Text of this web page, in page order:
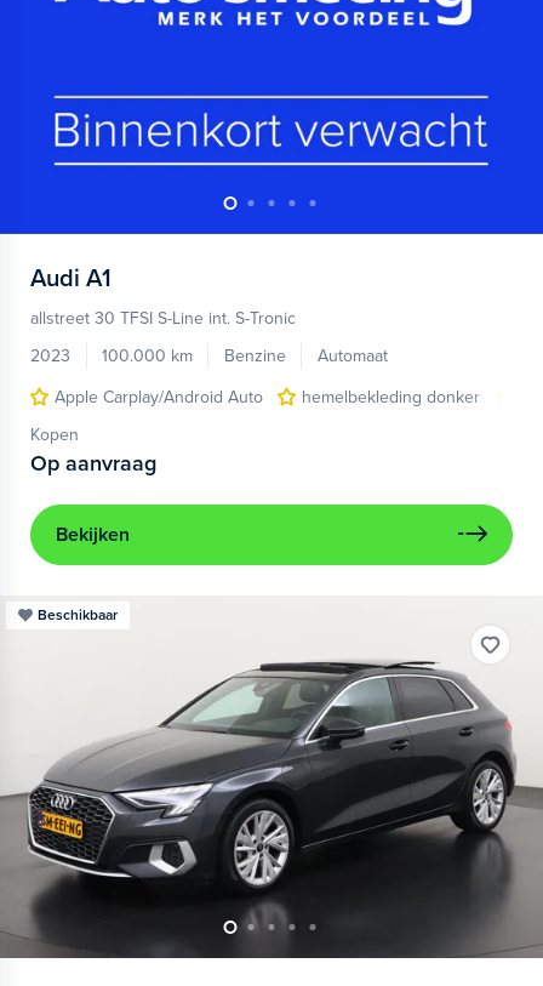
Audi A1
allstreet 30 TFSI S-Line int. S-Tronic
2023
100.000 km Benzine
Automaat
Apple Carplay/Android Auto
hemelbekleding donker
Kopen
Op aanvraag
Bekijken
Beschikbaar